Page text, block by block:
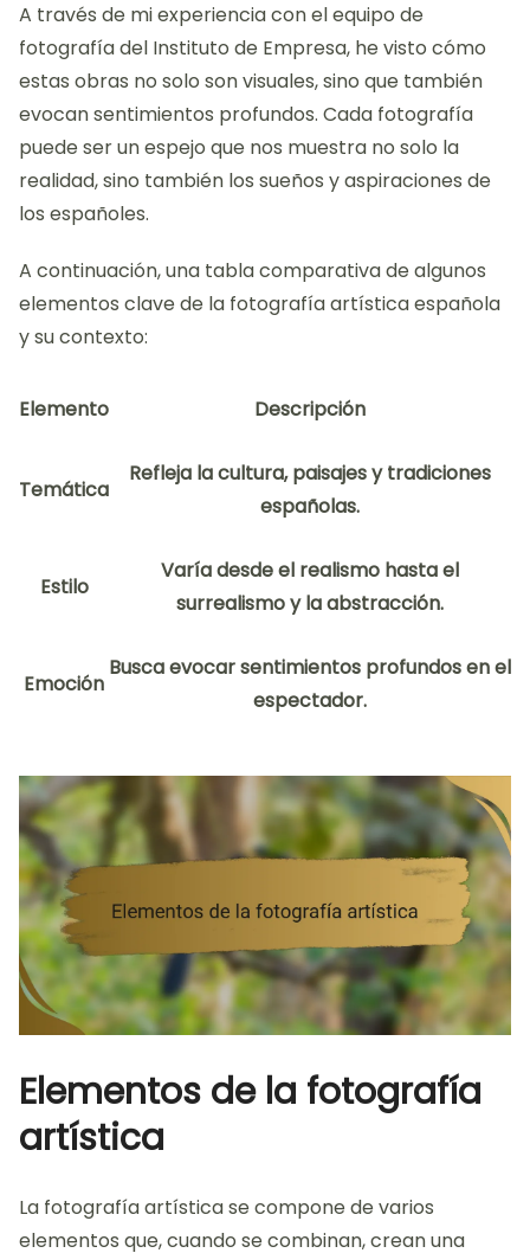
A través de mi experiencia con el equipo de
fotografía del Instituto de Empresa, he visto cómo
estas obras no solo son visuales, sino que también
evocan sentimientos profundos. Cada fotografía
puede ser un espejo que nos muestra no solo la
realidad, sino también los sueños y aspiraciones de
los españoles.
A continuación, una tabla comparativa de algunos
elementos clave de la fotografía artística española
y su contexto:
Elemento Descripción
Temática
Refleja la cultura, paisajes y tradiciones
españolas.
Estilo
Varía desde el realismo hasta el
surrealismo y la abstracción.
Emoción
Busca evocar sentimientos profundos en el
espectador.
Elementos de la fotografía
artística
La fotografía artística se compone de varios
elementos que, cuando se combinan, crean una